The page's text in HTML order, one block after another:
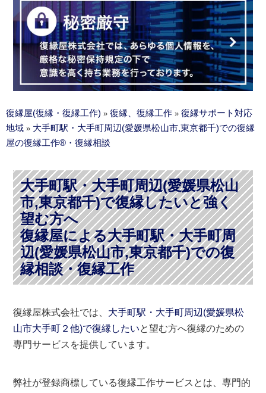
復縁屋(復縁・復縁工作) » 復縁、復縁工作 » 復縁サポート対応
地域 » 大手町駅・大手町周辺(愛媛県松山市,東京都千)での復縁
屋の復縁工作®・復縁相談
大手町駅・大手町周辺(愛媛県松山
市,東京都千)で復縁したいと強く
望む方へ
復縁屋による大手町駅・大手町周
辺(愛媛県松山市,東京都千)での復
縁相談・復縁工作
復縁屋株式会社では、 大手町駅・大手町周辺(愛媛県松
山市大手町２他)で復縁したいと望む方へ復縁のための
専門サービスを提供しています。
弊社が登録商標している復縁工作サービスとは、専門的